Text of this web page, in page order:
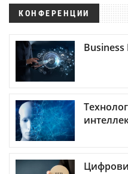
КОНФЕРЕНЦИИ
Business